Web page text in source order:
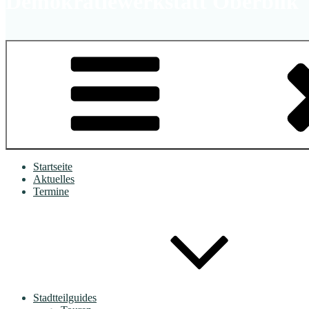
Startseite
Aktuelles
Termine
Stadtteilguides